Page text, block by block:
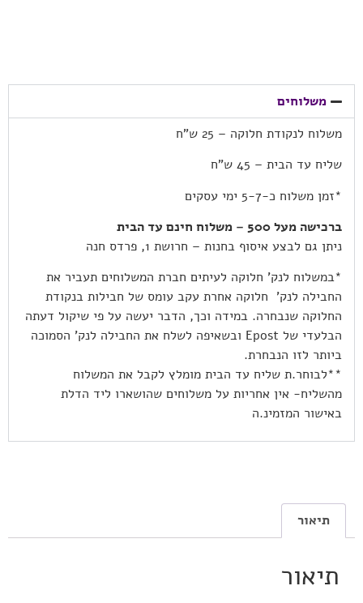
משלוחים
משלוח לנקודת חלוקה – 25 ש”ח
שליח עד הבית – 45 ש”ח
*זמן משלוח כ-5-7 ימי עסקים
ברכישה מעל 500 – משלוח חינם עד הבית
ניתן גם לבצע איסוף בחנות – חרושת 1, פרדס חנה
*במשלוח לנק’ חלוקה לעיתים חברת המשלוחים תעביר את
החבילה לנק’ חלוקה אחרת עקב עומס של חבילות בנקודת
החלוקה שנבחרה. במידה וכך, הדבר יעשה על פי שיקול דעתה
הבלעדי של Epost ובשאיפה לשלח את החבילה לנק’ הסמוכה
ביותר לזו הנבחרת.
**לבוחר.ת שליח עד הבית מומלץ לקבל את המשלוח
מהשליח- אין אחריות על משלוחים שהושארו ליד הדלת
באישור המזמינ.ה
תיאור
תיאור